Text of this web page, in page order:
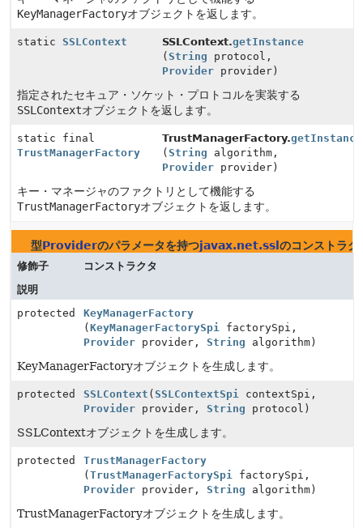
KeyManagerFactoryオブジェクトを返します。
static SSLContext SSLContext.getInstance
(String protocol,
Provider provider)
指定されたセキュア・ソケット・プロトコルを実装する
SSLContextオブジェクトを返します。
static final
TrustManagerFactory
TrustManagerFactory.getInstance
(String algorithm,
Provider provider)
キー・マネージャのファクトリとして機能する
TrustManagerFactoryオブジェクトを返します。
型Providerのパラメータを持つjavax.net.ssl のコンストラク
修飾子
コンストラクタ
説明
protected
KeyManagerFactory
( KeyManagerFactorySpi factorySpi,
Provider provider, String algorithm)
KeyManagerFactoryオブジェクトを生成します。
protected SSLContext ( SSLContextSpi contextSpi,
Provider provider, String protocol)
SSLContextオブジェクトを生成します。
protected
TrustManagerFactory
( TrustManagerFactorySpi factorySpi,
Provider provider, String algorithm)
TrustManagerFactoryオブジェクトを生成します。